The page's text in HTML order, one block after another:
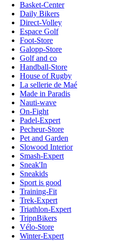
Basket-Center
Daily Bikers
Direct-Volley
Espace Golf
Foot-Store
Galopp-Store
Golf and co
Handball-Store
House of Rugby
La sellerie de Maé
Made in Paradis
Nauti-wave
On-Fight
Padel-Expert
Pecheur-Store
Pet and Garden
Slowood Interior
Smash-Expert
Sneak'In
Sneakids
Sport is good
Training-Fit
Trek-Expert
Triathlon-Expert
TripnBikers
Vélo-Store
Winter-Expert